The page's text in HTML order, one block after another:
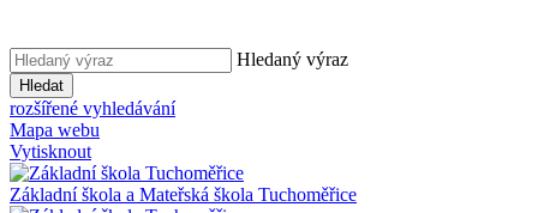
Hledaný výraz
Hledat
rozšířené vyhledávání
Mapa webu
Vytisknout
Základní škola a Mateřská škola Tuchoměřice